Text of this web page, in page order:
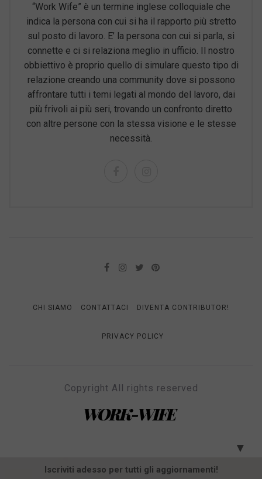
“Work Wife” è un termine inglese colloquiale che
indica la persona con cui si ha il rapporto più stretto
sul posto di lavoro. E’ la persona con cui si parla, si
connette e ci si relaziona meglio in ufficio. Il nostro
obbiettivo è proprio quello di simulare questo tipo di
relazione creando una community dove si possono
affrontare tutti i temi legati al mondo del lavoro, dai
più frivoli ai più seri, trovando un confronto diretto
con altre persone con la stessa visione e le stesse
necessità.
CHI SIAMO CONTATTACI DIVENTA CONTRIBUTOR!
PRIVACY POLICY
Copyright All rights reserved
WORK-WIFE
▼
Iscriviti adesso per tutti gli aggiornamenti!